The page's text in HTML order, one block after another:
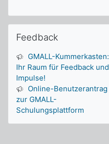
Feedback
GMALL-Kummerkasten:
Ihr Raum für Feedback und
Impulse!
Online-Benutzerantrag
zur GMALL-
Schulungsplattform